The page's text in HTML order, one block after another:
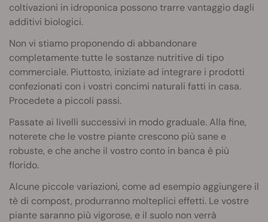
coltivazioni in idroponica possono trarre vantaggio dagli
additivi biologici.
Non vi stiamo proponendo di abbandonare
completamente tutte le sostanze nutritive di tipo
commerciale. Piuttosto, iniziate ad integrare i prodotti
confezionati con i vostri concimi naturali fatti in casa.
Procedete a piccoli passi.
Passate ai livelli successivi in modo graduale. Alla fine,
noterete che le vostre piante crescono più sane e
robuste, e che anche il vostro conto in banca è più
florido.
Alcune piccole variazioni, come ad esempio aggiungere il
tè di compost, produrranno molteplici effetti. Le vostre
piante saranno più vigorose, e il suolo non verrà